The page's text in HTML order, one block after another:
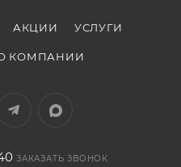
АКЦИИ УСЛУГИ
КОМПАНИИ
ЗАКАЗАТЬ ЗВОНОК